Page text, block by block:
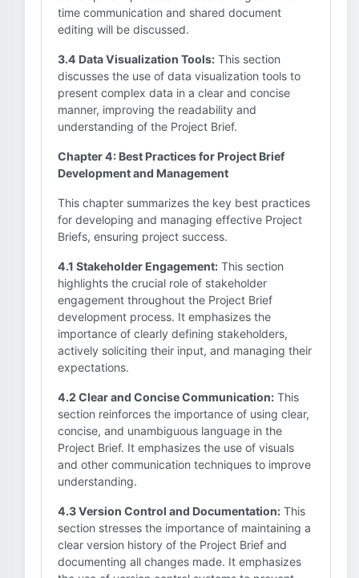
time communication and shared document
editing will be discussed.
3.4 Data Visualization Tools: This section
discusses the use of data visualization tools to
present complex data in a clear and concise
manner, improving the readability and
understanding of the Project Brief.
Chapter 4: Best Practices for Project Brief
Development and Management
This chapter summarizes the key best practices
for developing and managing effective Project
Briefs, ensuring project success.
4.1 Stakeholder Engagement: This section
highlights the crucial role of stakeholder
engagement throughout the Project Brief
development process. It emphasizes the
importance of clearly defining stakeholders,
actively soliciting their input, and managing their
expectations.
4.2 Clear and Concise Communication: This
section reinforces the importance of using clear,
concise, and unambiguous language in the
Project Brief. It emphasizes the use of visuals
and other communication techniques to improve
understanding.
4.3 Version Control and Documentation: This
section stresses the importance of maintaining a
clear version history of the Project Brief and
documenting all changes made. It emphasizes